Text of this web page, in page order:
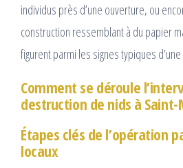
individus près d’une ouverture, ou
construction ressemblant à du papier
figurent parmi les signes typiques
Comment se déroule
destruction de nids à Saint-
Étapes clés de l’opération
locaux